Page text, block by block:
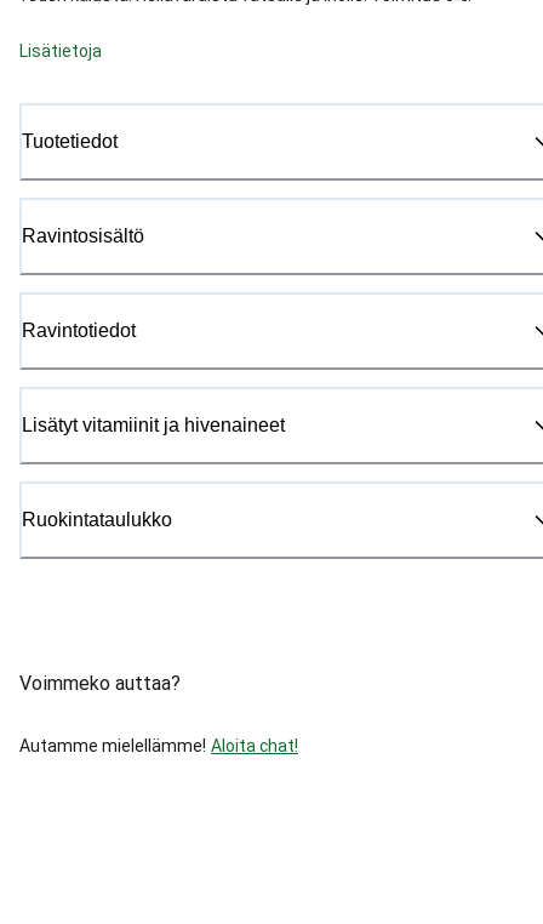
Lisätietoja
Tuotetiedot
Ravintosisältö
Ravintotiedot
Lisätyt vitamiinit ja hivenaineet
Ruokintataulukko
Voimmeko auttaa?
Autamme mielellämme! Aloita chat!